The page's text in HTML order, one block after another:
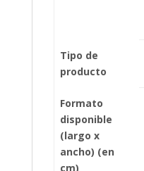
Tipo de
producto
Formato
disponible
(largo x
ancho) (en
cm)